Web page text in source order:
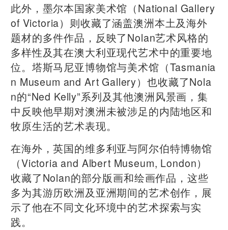
此外，墨尔本国家美术馆（National Gallery
of Victoria）则收藏了涵盖澳洲本土及海外
题材的多件作品，反映了Nolan艺术风格的
多样性及其在澳大利亚现代艺术中的重要地
位。塔斯马尼亚博物馆与美术馆（Tasmania
n Museum and Art Gallery）也收藏了Nola
n的“Ned Kelly”系列及其他澳洲风景画，集
中反映他早期对澳洲未被涉足的内陆地区和
牧原生活的艺术表现。
在海外，英国的维多利亚与阿尔伯特博物馆
（Victoria and Albert Museum, London）
收藏了Nolan的部分版画和绘画作品，这些
多为其游历欧洲及亚洲期间的艺术创作，展
示了他在不同文化环境中的艺术探索与实
践。